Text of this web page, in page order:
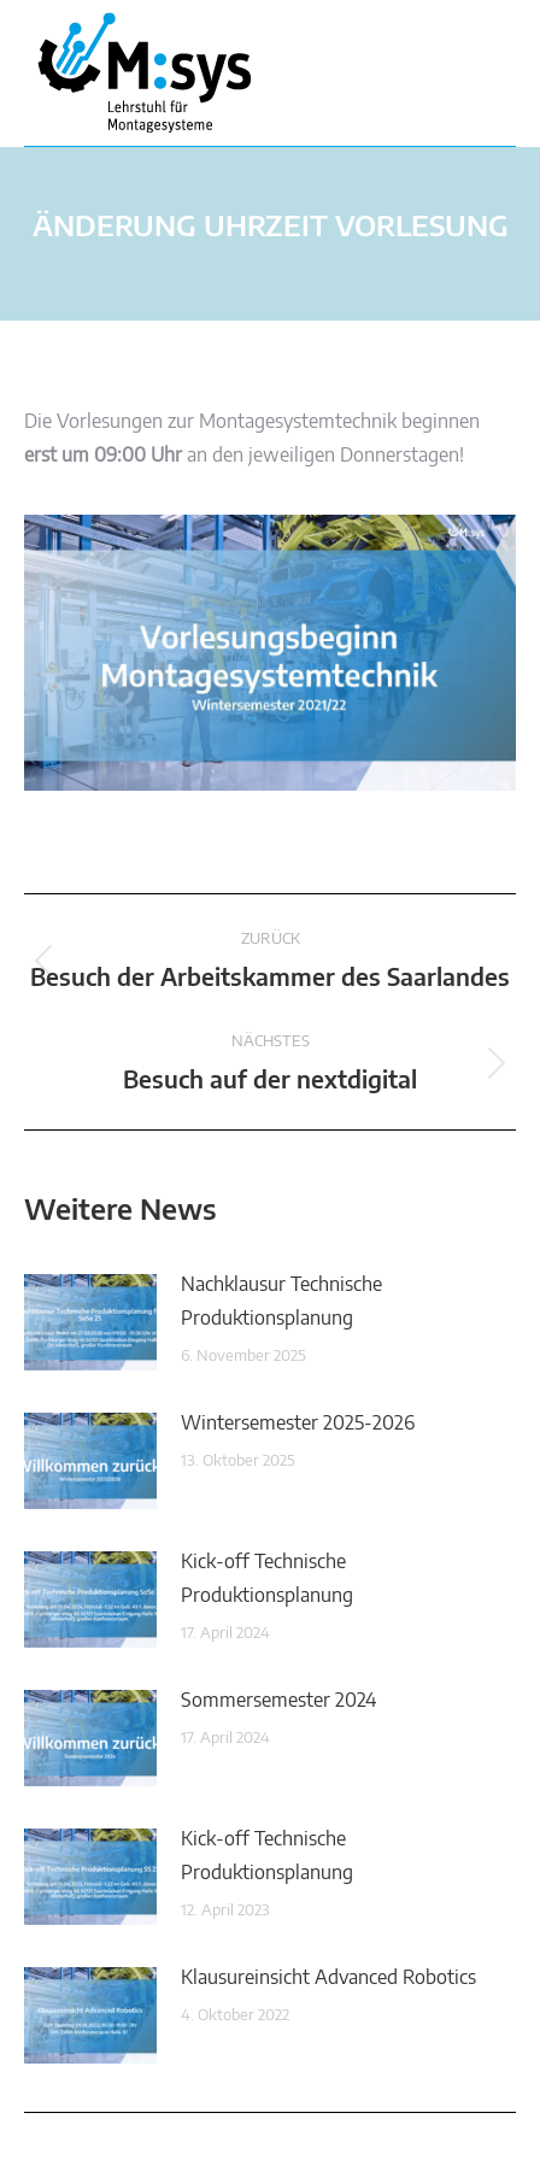
ÄNDERUNG UHRZEIT VORLESUNG
Die Vorlesungen zur Montagesystemtechnik beginnen
erst um 09:00 Uhran den jeweiligen Donnerstagen!
Kommentarnavigation
ZURÜCK
Vorheriger
Besuch der Arbeitskammer des Saarlandes
NÄCHSTES
Nächster
Besuch auf der nextdigital
Weitere News
Nachklausur Technische
Produktionsplanung
6. November 2025
Wintersemester 2025-2026
13. Oktober 2025
Kick-off Technische
Produktionsplanung
17. April 2024
Sommersemester 2024
17. April 2024
Kick-off Technische
Produktionsplanung
12. April 2023
Klausureinsicht Advanced Robotics
4. Oktober 2022